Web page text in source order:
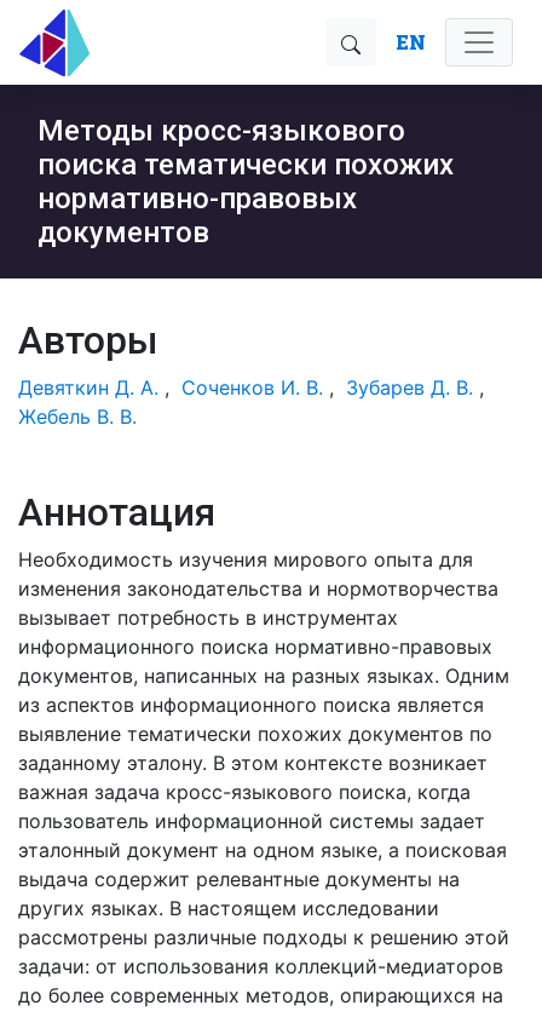
EN
Методы кросс-языкового
поиска тематически похожих
нормативно-правовых
документов
Авторы
Девяткин Д. А. , Соченков И. В. , Зубарев Д. В. ,
Жебель В. В.
Аннотация
Необходимость изучения мирового опыта для
изменения законодательства и нормотворчества
вызывает потребность в инструментах
информационного поиска нормативно-правовых
документов, написанных на разных языках. Одним
из аспектов информационного поиска является
выявление тематически похожих документов по
заданному эталону. В этом контексте возникает
важная задача кросс-языкового поиска, когда
пользователь информационной системы задает
эталонный документ на одном языке, а поисковая
выдача содержит релевантные документы на
других языках. В настоящем исследовании
рассмотрены различные подходы к решению этой
задачи: от использования коллекций-медиаторов
до более современных методов, опирающихся на